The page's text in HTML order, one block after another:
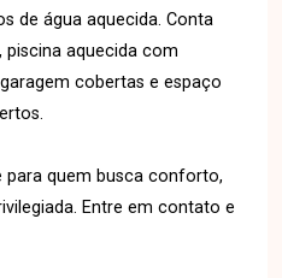
de água aquecida. Conta
aquecida com
cobertas e espaço
para quem busca conforto,
Entre em contato e